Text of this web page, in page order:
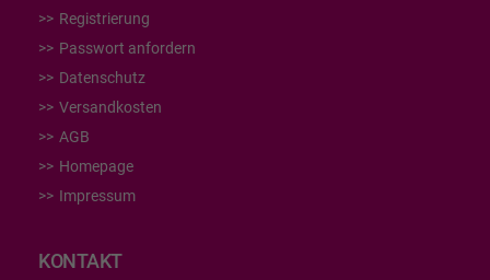
Registrierung
Passwort anfordern
Datenschutz
Versandkosten
AGB
Homepage
Impressum
KONTAKT